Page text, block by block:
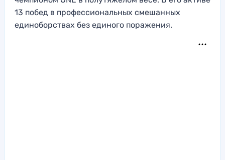
13 побед в профессиональных смешанных
единоборствах без единого поражения.